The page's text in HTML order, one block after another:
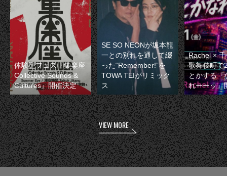
体験型フェス『集楽座
Collective Sounds &
Cultures』開催決定
SE SO NEONが坂本龍
一との別れを通して綴
った“Remember!”を
TOWA TEIがリミック
ス
Rachel ×
歌舞伎町で
とかする『
れーーッ』
VIEW MORE